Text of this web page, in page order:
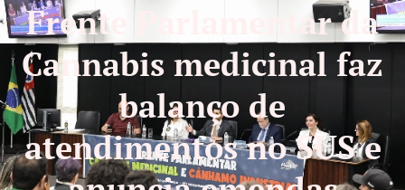
Frente Parlamentar da
Cannabis medicinal faz
balanço de
atendimentos no SUS e